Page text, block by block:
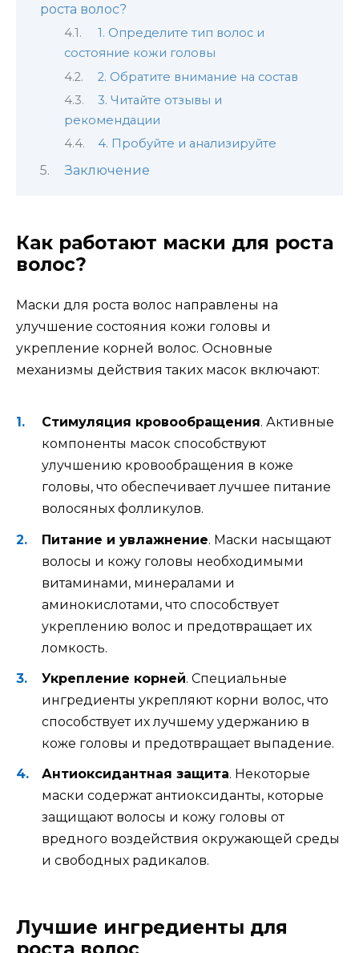
роста волос?
1. Определите тип волос и
состояние кожи головы
2. Обратите внимание на состав
3. Читайте отзывы и
рекомендации
4. Пробуйте и анализируйте
Заключение
Как работают маски для роста
волос?
Маски для роста волос направлены на
улучшение состояния кожи головы и
укрепление корней волос. Основные
механизмы действия таких масок включают:
Стимуляция кровообращения. Активные
компоненты масок способствуют
улучшению кровообращения в коже
головы, что обеспечивает лучшее питание
волосяных фолликулов.
Питание и увлажнение. Маски насыщают
волосы и кожу головы необходимыми
витаминами, минералами и
аминокислотами, что способствует
укреплению волос и предотвращает их
ломкость.
Укрепление корней. Специальные
ингредиенты укрепляют корни волос, что
способствует их лучшему удержанию в
коже головы и предотвращает выпадение.
Антиоксидантная защита. Некоторые
маски содержат антиоксиданты, которые
защищают волосы и кожу головы от
вредного воздействия окружающей среды
и свободных радикалов.
Лучшие ингредиенты для